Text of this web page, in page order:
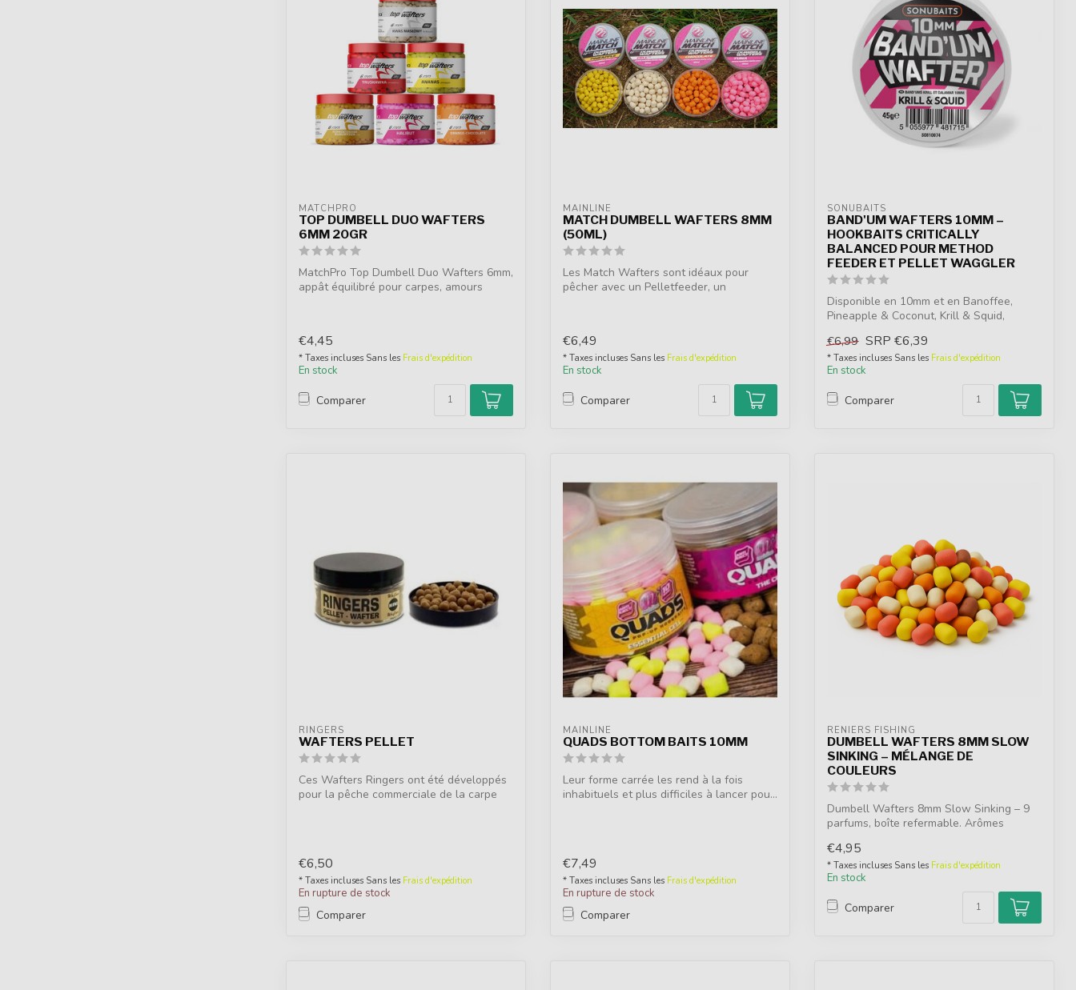
MATCHPRO
TOP DUMBELL DUO WAFTERS
6MM 20GR
MatchPro Top Dumbell Duo Wafters 6mm,
appât équilibré pour carpes, amours
€4,45
* Taxes incluses Sans les Frais d'expédition
En stock
Comparer
MAINLINE
MATCH DUMBELL WAFTERS 8MM
(50ML)
Les Match Wafters sont idéaux pour
pêcher avec un Pelletfeeder, un
€6,49
* Taxes incluses Sans les Frais d'expédition
En stock
Comparer
SONUBAITS
BAND'UM WAFTERS 10MM –
HOOKBAITS CRITICALLY
BALANCED POUR METHOD
FEEDER ET PELLET WAGGLER
Disponible en 10mm et en Banoffee,
Pineapple & Coconut, Krill & Squid,
€6,99 SRP €6,39
* Taxes incluses Sans les Frais d'expédition
En stock
Comparer
RINGERS
WAFTERS PELLET
Ces Wafters Ringers ont été développés
pour la pêche commerciale de la carpe
€6,50
* Taxes incluses Sans les Frais d'expédition
En rupture de stock
Comparer
MAINLINE
QUADS BOTTOM BAITS 10MM
Leur forme carrée les rend à la fois
inhabituels et plus difficiles à lancer pou...
€7,49
* Taxes incluses Sans les Frais d'expédition
En rupture de stock
Comparer
RENIERS FISHING
DUMBELL WAFTERS 8MM SLOW
SINKING – MÉLANGE DE
COULEURS
Dumbell Wafters 8mm Slow Sinking – 9
parfums, boîte refermable. Arômes
€4,95
* Taxes incluses Sans les Frais d'expédition
En stock
Comparer